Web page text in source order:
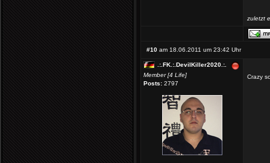
zuletzt
#10 am 18.06.2011 um 23:42 Uhr
.:.FK.:.DevilKiller2020.:.
Member [4 Life]
Posts: 2797
Crazy